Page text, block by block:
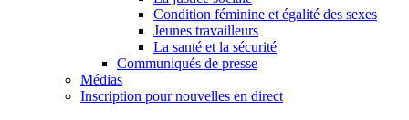
Condition féminine et égalité des sexes
Jeunes travailleurs
La santé et la sécurité
Communiqués de presse
Médias
Inscription pour nouvelles en direct